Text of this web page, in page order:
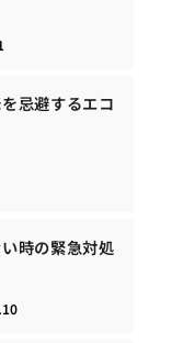
忌避するエコ
時の緊急対処